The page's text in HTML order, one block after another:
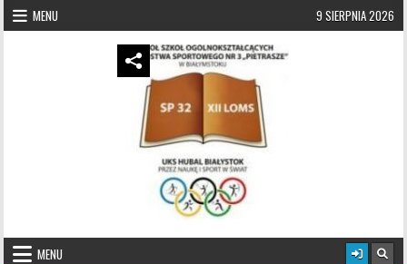
Skip to content
MENU 9 SIERPNIA 2026
UKS Hubal Białystok
MENU